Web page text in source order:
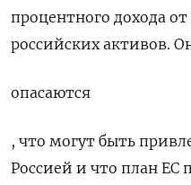
процентного дохода
российских активов.
опасаются
, что могут быть
Россией и что план ЕС